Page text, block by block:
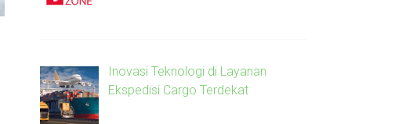
Inovasi Teknologi di Layanan
Ekspedisi Cargo Terdekat